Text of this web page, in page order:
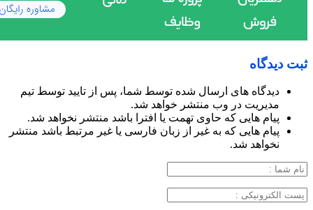
ثبت دیدگاه
دیدگاه های ارسال شده توسط شما، پس از تایید توسط تیم
مدیریت در وب منتشر خواهد شد.
پیام هایی که حاوی تهمت یا افترا باشد منتشر نخواهد شد.
پیام هایی که به غیر از زبان فارسی یا غیر مرتبط باشد منتشر
نخواهد شد.